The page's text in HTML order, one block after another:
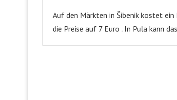
Auf den Märkten in Šibenik kostet
die Preise auf 7 Euro . In Pula kann